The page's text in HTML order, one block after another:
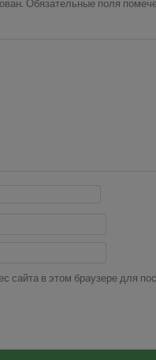
Обязательные поля
сайта в этом браузере для